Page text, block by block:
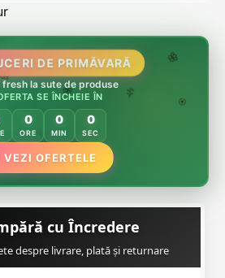
🌿
🌸
🏵️
DE PRIMĂVARĂ
fresh la sute de produse
SE ÎNCHEIE ÎN
0
ORE
0
MIN
0
SEC
VEZI OFERTELE
cu Încredere
despre livrare, plată și returnare